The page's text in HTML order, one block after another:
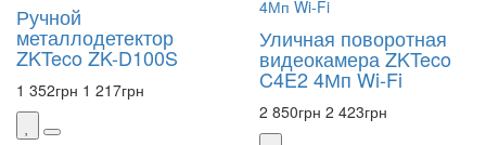
Ручной
металлодетектор
ZKTeco ZK-D100S
1 352грн 1 217грн
Уличная поворотная
видеокамера ZKTeco
C4E2 4Мп Wi-Fi
2 850грн 2 423грн